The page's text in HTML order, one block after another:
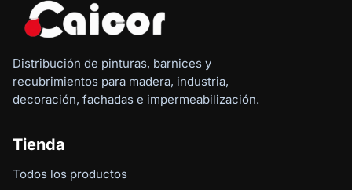
Distribución de pinturas, barnices y
recubrimientos para madera, industria,
decoración, fachadas e impermeabilización.
Tienda
Todos los productos